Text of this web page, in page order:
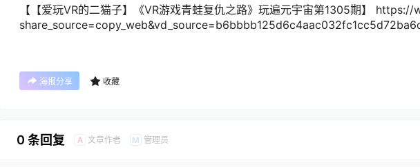
【【爱玩VR的二猫子】《VR游戏青蛙复仇之路》玩遍元宇宙第1305期】
海报分享 收藏
0 条回复 A 文章作者 M 管理员